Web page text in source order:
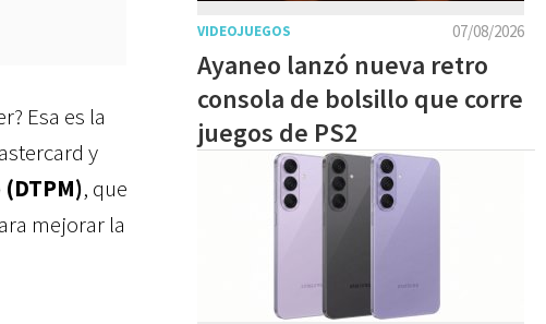
Esa es la
y
, que
mejorar la
07/08/2026
VIDEOJUEGOS
Ayaneo lanzó nueva retro
consola de bolsillo que corre
juegos de PS2